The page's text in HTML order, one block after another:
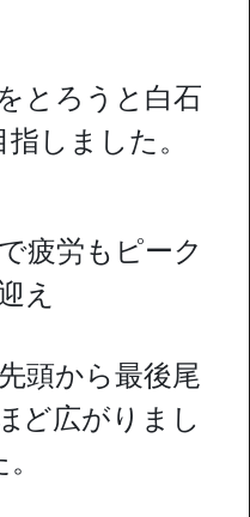
とろうと白石
しました。
疲労もピーク
え
先頭から最後尾
ど広がりまし